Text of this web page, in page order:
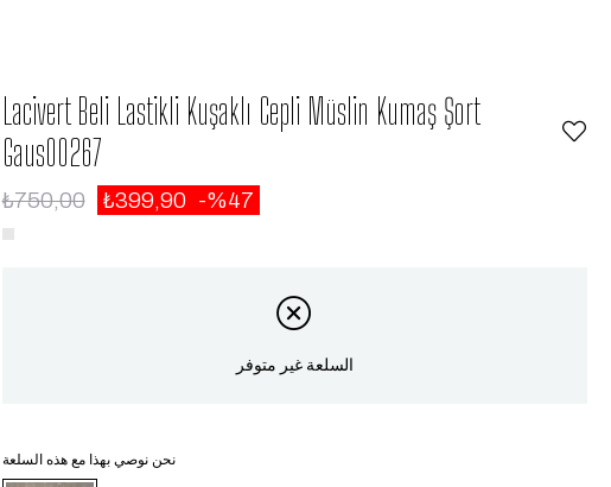
Lacivert Beli Lastikli Kuşaklı Cepli Müslin Kumaş Şort
Gaus00267
₺750,00 ₺399,90 47
السلعة غير متوفر
نحن نوصي بهذا مع هذه السلعة